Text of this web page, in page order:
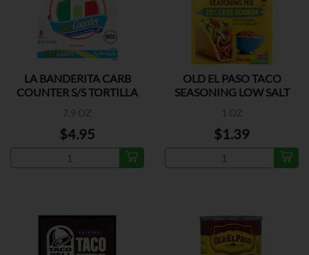
LA BANDERITA CARB
COUNTER S/S TORTILLA
7.9 OZ
$4.95
OLD EL PASO TACO
SEASONING LOW SALT
1 OZ
$1.39